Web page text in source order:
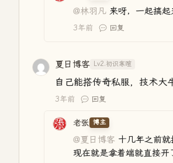
@林羽凡 来呀，一起搞起
3年前 回复
夏日博客 Lv2.初识寒暄
自己能搭传奇私服，技术大
3年前 回复
老张 博主
@夏日博客 十几年之前就
现在就是拿着端就直接开